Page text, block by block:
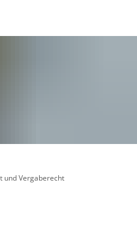
und Vergaberecht